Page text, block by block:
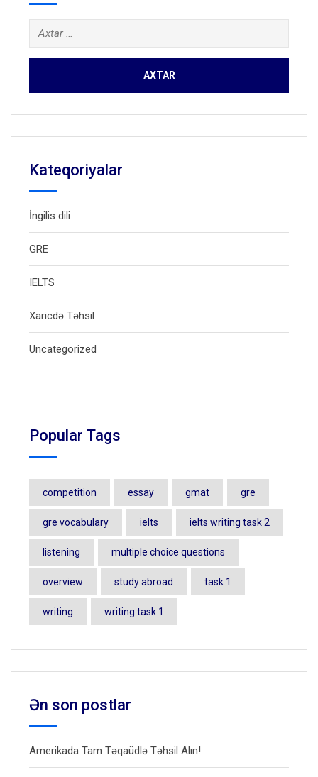
Axtarış:
Kateqoriyalar
İngilis dili
GRE
IELTS
Xaricdə Təhsil
Uncategorized
Popular Tags
competition essay gmat gre
gre vocabulary ielts ielts writing task 2
listening multiple choice questions
overview study abroad task 1
writing writing task 1
Ən son postlar
Amerikada Tam Təqaüdlə Təhsil Alın!